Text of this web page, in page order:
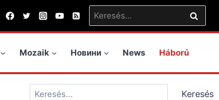
Keresés:
Mozaik Новини News Háború
Keresés Keresés